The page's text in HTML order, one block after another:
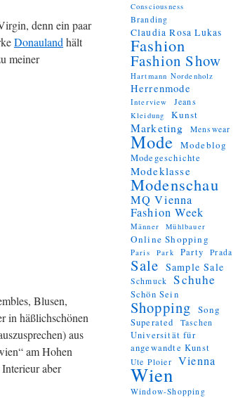
denn ein paar
Donaulandhält
meiner
Blusen,
in häßlichschönen
aus
am Hohen
aber
Consciousness
Branding
Claudia Rosa Lukas
Fashion
Fashion Show
Hartmann Nordenholz
Herrenmode
Interview Jeans
Kleidung Kunst
Marketing Menswear
Mode Modeblog
Modegeschichte
Modeklasse
Modenschau
MQ Vienna
Fashion Week
Männer Mühlbauer
Online Shopping
Paris Park Party Prada
Sale Sample Sale
Schmuck Schuhe
Schön Sein
Shopping Song
Superated Taschen
Universität für
angewandte Kunst
Ute Ploier Vienna
Wien
Window-Shopping